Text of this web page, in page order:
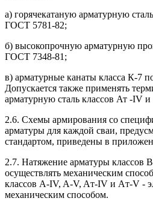
а) горячекатаную арматурную
ГОСТ 5781-82;
б) высокопрочную арматурную
ГОСТ 7348-81;
в) арматурные канаты класса К-7
Допускается также применять
арматурную сталь классов Ат -IV
2.6. Схемы армирования со
арматуры для каждой сваи,
стандартом, приведены в
2.7. Натяжение арматуры классов
осуществлять механическим
классов A-IV, A-V, Aт-IV и Aт-V -
механическим способом.